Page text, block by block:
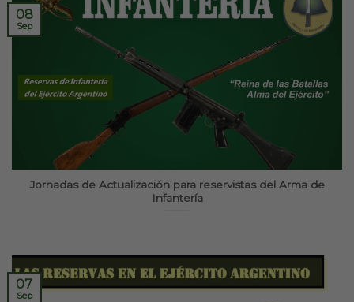
Jornadas de Actualización para reservistas del Arma de
Infantería
08
Sep
07
Sep